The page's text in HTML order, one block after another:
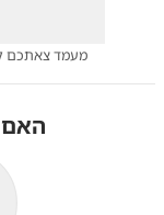
מעמד צאתכם
האם